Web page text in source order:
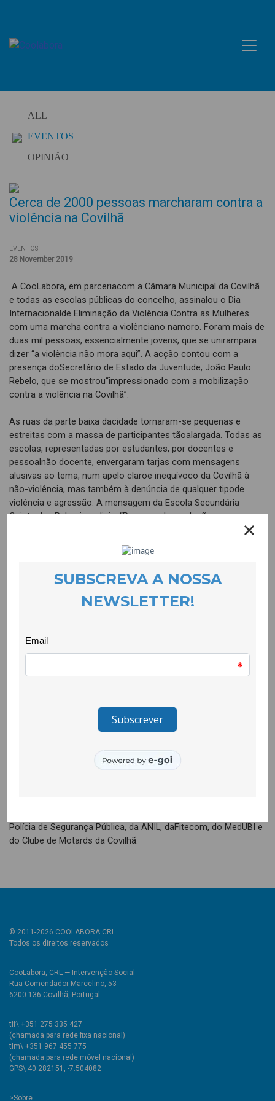
content
ALL
EVENTOS
OPINIÃO
Cerca de 2000 pessoas marcharam contra a
violência na Covilhã
EVENTOS
28 November 2019
A CooLabora, em parceriacom a Câmara Municipal da Covilhã
e todas as escolas públicas do concelho, assinalou o Dia
Internacionalde Eliminação da Violência Contra as Mulheres
com uma marcha contra a violênciano namoro. Foram mais de
duas mil pessoas, essencialmente jovens, que se unirampara
dizer “a violência não mora aqui”. A acção contou com a
presença doSecretário de Estado da Juventude, João Paulo
Rebelo, que se mostrou“impressionado com a mobilização
contra a violência na Covilhã”.
As ruas da parte baixa dacidade tornaram-se pequenas e
estreitas com a massa de participantes tãoalargada. Todas as
escolas, representadas por estudantes, por docentes e
pessoalnão docente, envergaram tarjas com mensagens
alusivas ao tema, num apelo claroe inequívoco da Covilhã à
não-violência, mas também à denúncia de qualquer tipode
violência e agressão. A mensagem da Escola Secundária
Quinta das Palmeiras dizia: “Para uma boa relação
haver,violência não pode haver”; a da Escola Profissional de
Artes da Beira Interior (EPABI):“Toda a violência é uma derrota”;
a do Agrupamento de Escolas Pêro da Covilhã:“Passo a passo
deEscolas A Lã e a Neve: “Namoro é ligação, nunca é
agressão”; a da EscolaSecundária Campos Melo: “Namorar?
silêncioenquanto tens voz…”; a do Agrupamento de Escolas do
Teixoso: “Numa relação, oque bate é o coração”; e a da Escola
teagride”.
A abrir a marcha estiveram o Secretário de Estado
daJuventude, João Paulo Rebelo, a Presidente da CooLabora,
Graça Rojão, oPresidente da Câmara Municipal da Covilhã, Vítor
covilhanense, Regina Gouveia. Além dos/asrepresentantes de
Polícia de Segurança Pública, da ANIL, daFitecom, do MedUBI e
do Clube de Motards da Covilhã.
© 2011-2026 COOLABORA CRL
Todos os direitos reservados
CooLabora, CRL — Intervenção Social
Rua Comendador Marcelino, 53
6200-136 Covilhã, Portugal
tlf\ +351 275 335 427
(chamada para rede fixa nacional)
tlm\ +351 967 455 775
(chamada para rede móvel nacional)
GPS\ 40.282151, -7.504082
>Sobre